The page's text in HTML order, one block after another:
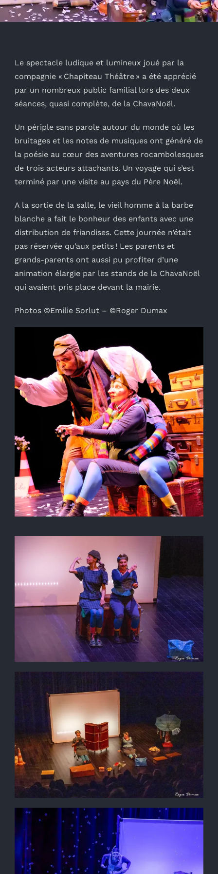
Le spectacle ludique et lumineux joué par la
compagnie « Chapiteau Théâtre » a été apprécié
par un nombreux public familial lors des deux
séances, quasi complète, de la ChavaNoël.
Un périple sans parole autour du monde où les
bruitages et les notes de musiques ont généré de
la poésie au cœur des aventures rocambolesques
de trois acteurs attachants. Un voyage qui s’est
terminé par une visite au pays du Père Noël.
A la sortie de la salle, le vieil homme à la barbe
blanche a fait le bonheur des enfants avec une
distribution de friandises. Cette journée n’était
pas réservée qu’aux petits ! Les parents et
grands-parents ont aussi pu profiter d’une
animation élargie par les stands de la ChavaNoël
qui avaient pris place devant la mairie.
Photos ©Emilie Sorlut – ©Roger Dumax